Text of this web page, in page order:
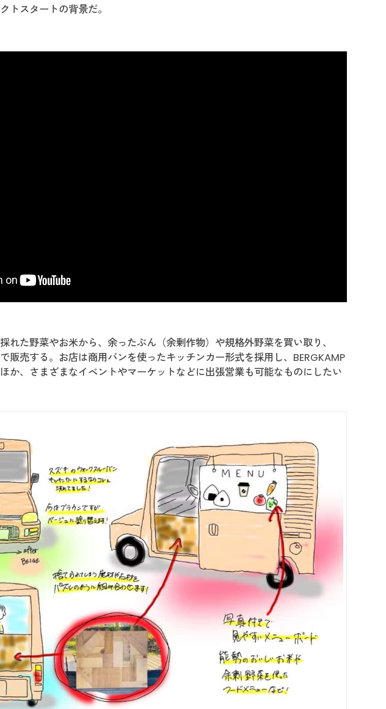
トスタートの背景だ。
れた野菜やお米から、余ったぶん（余剰作物）や規格外野菜を買い取り、
販売する。お店は商用バンを使ったキッチンカー形式を採用し、BERGKAMP
か、さまざまなイベントやマーケットなどに出張営業も可能なものにしたい